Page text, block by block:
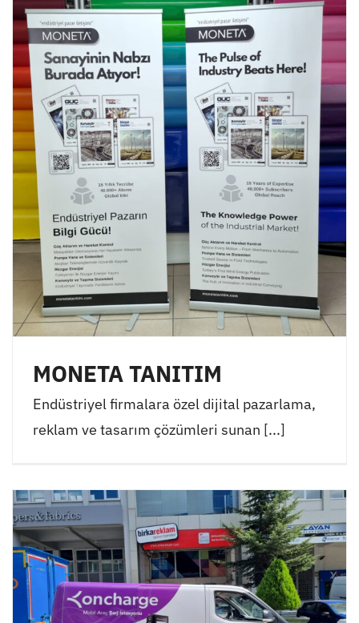
MONETA TANITIM
Endüstriyel firmalara özel dijital pazarlama,
reklam ve tasarım çözümleri sunan [...]